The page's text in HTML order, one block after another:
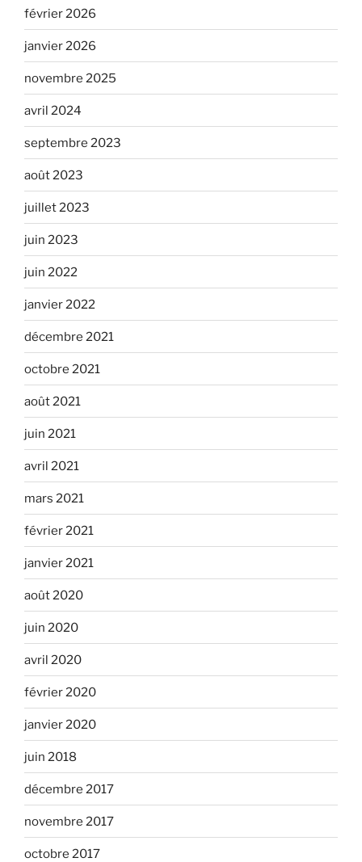
février 2026
janvier 2026
novembre 2025
avril 2024
septembre 2023
août 2023
juillet 2023
juin 2023
juin 2022
janvier 2022
décembre 2021
octobre 2021
août 2021
juin 2021
avril 2021
mars 2021
février 2021
janvier 2021
août 2020
juin 2020
avril 2020
février 2020
janvier 2020
juin 2018
décembre 2017
novembre 2017
octobre 2017